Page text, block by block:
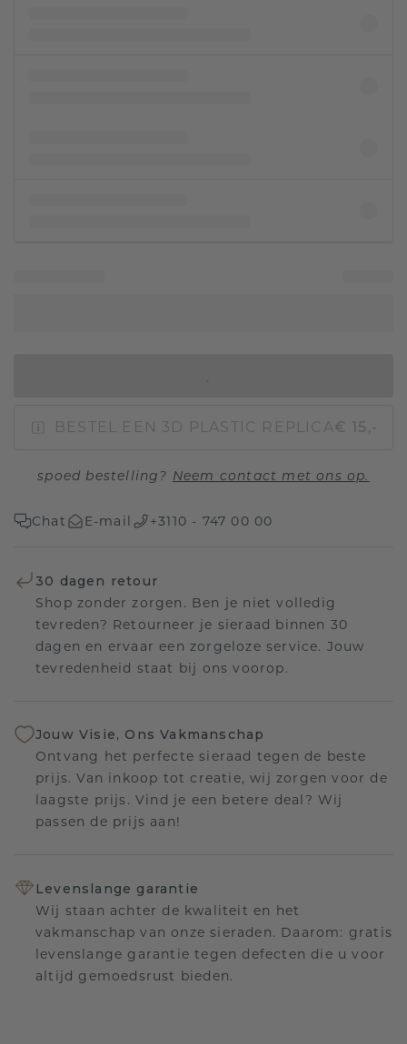
BESTEL EEN 3D PLASTIC REPLICA€ 15,-
spoed bestelling? Neem contact met ons op.
Chat E-mail +3110 - 747 00 00
30 dagen retour
Shop zonder zorgen. Ben je niet volledig
tevreden? Retourneer je sieraad binnen 30
dagen en ervaar een zorgeloze service. Jouw
tevredenheid staat bij ons voorop.
Jouw Visie, Ons Vakmanschap
Ontvang het perfecte sieraad tegen de beste
prijs. Van inkoop tot creatie, wij zorgen voor de
laagste prijs. Vind je een betere deal? Wij
passen de prijs aan!
Levenslange garantie
Wij staan achter de kwaliteit en het
vakmanschap van onze sieraden. Daarom: gratis
levenslange garantie tegen defecten die u voor
altijd gemoedsrust bieden.